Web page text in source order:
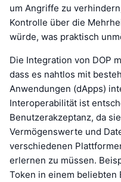
um Angriffe zu
Kontrolle über die
würde, was praktisch
Die Integration von DOP
dass es nahtlos mit
Anwendungen (dApps)
Interoperabilität ist
Benutzerakzeptanz, da
Vermögenswerte und
verschiedenen
erlernen zu müssen.
Token in einem beliebten